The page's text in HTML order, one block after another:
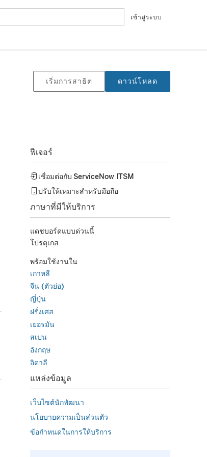
เข้าสู่ระบบ
เริ่มการสาธิต ดาวน์โหลด
ฟีเจอร์
เชื่อมต่อกับ ServiceNow ITSM
ปรับให้เหมาะสำหรับมือถือ
ภาษาที่มีให้บริการ
แดชบอร์ดแบบด่วนนี้
โปรตุเกส
พร้อมใช้งานใน
เกาหลี
จีน (ตัวย่อ)
ญี่ปุ่น
ฝรั่งเศส
เยอรมัน
สเปน
อังกฤษ
อิตาลี
แหล่งข้อมูล
เว็บไซต์นักพัฒนา
นโยบายความเป็นส่วนตัว
ข้อกำหนดในการให้บริการ